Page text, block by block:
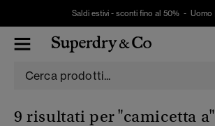
Saldi estivi - sconti fino al 50% - Uomo
9 risultati per"camicetta a"